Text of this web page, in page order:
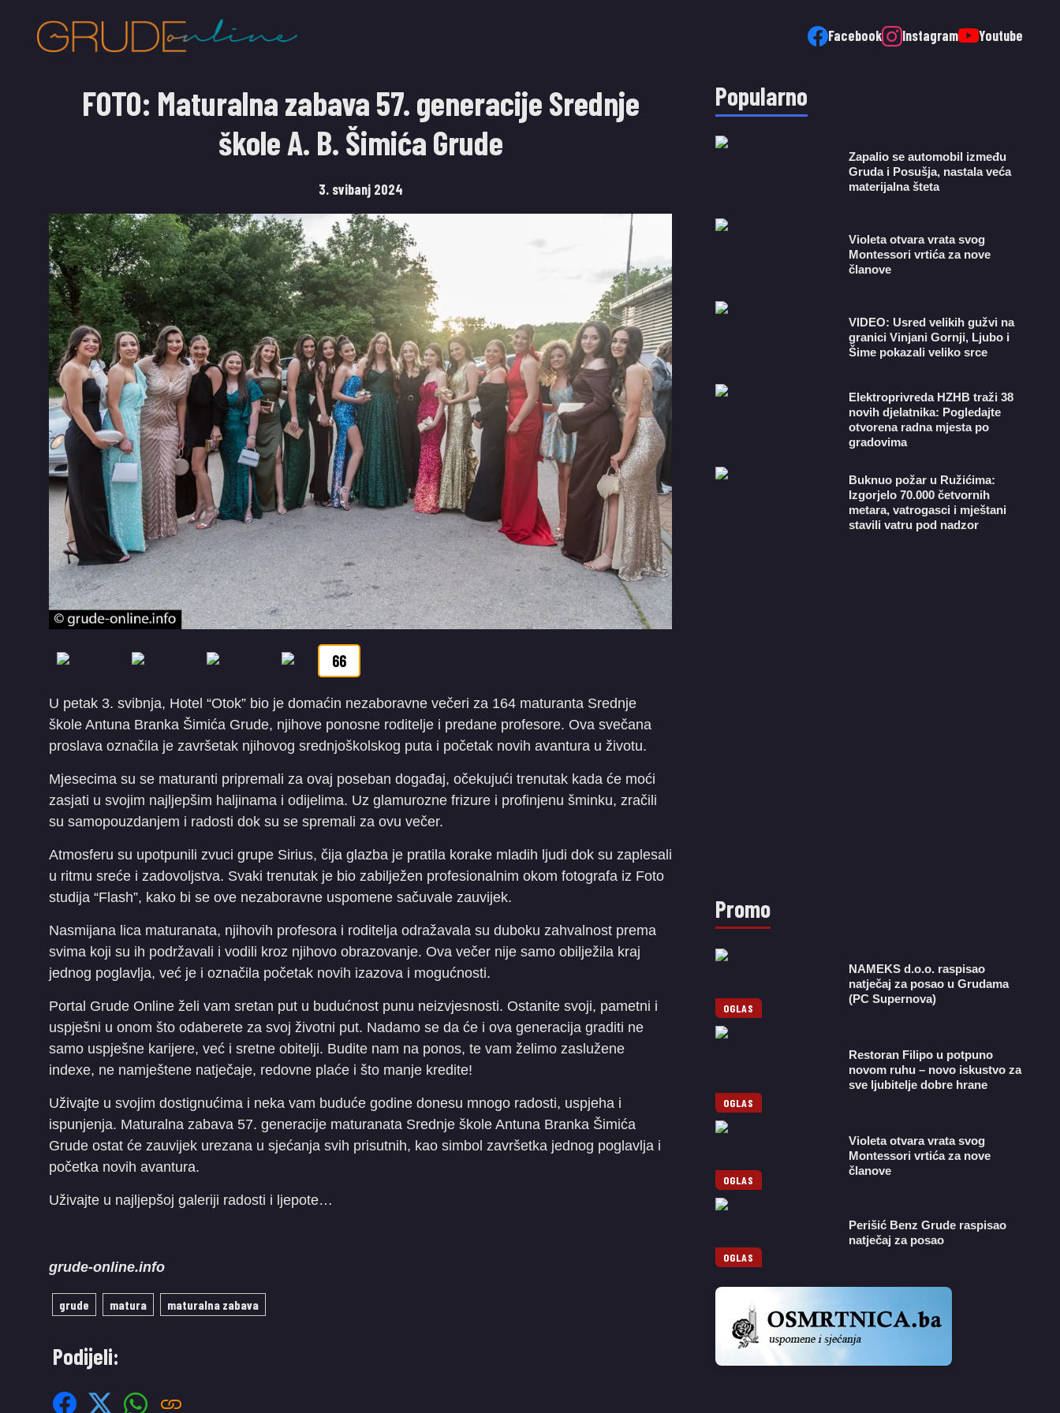
Facebook Instagram Youtube
FOTO: Maturalna zabava 57. generacije Srednje
škole A. B. Šimića Grude
3. svibanj 2024
66
U petak 3. svibnja, Hotel “Otok” bio je domaćin nezaboravne večeri za 164 maturanta Srednje
škole Antuna Branka Šimića Grude, njihove ponosne roditelje i predane profesore. Ova svečana
proslava označila je završetak njihovog srednjoškolskog puta i početak novih avantura u životu.
Mjesecima su se maturanti pripremali za ovaj poseban događaj, očekujući trenutak kada će moći
zasjati u svojim najljepšim haljinama i odijelima. Uz glamurozne frizure i profinjenu šminku, zračili
su samopouzdanjem i radosti dok su se spremali za ovu večer.
Atmosferu su upotpunili zvuci grupe Sirius, čija glazba je pratila korake mladih ljudi dok su zaplesali
u ritmu sreće i zadovoljstva. Svaki trenutak je bio zabilježen profesionalnim okom fotografa iz Foto
studija “Flash”, kako bi se ove nezaboravne uspomene sačuvale zauvijek.
Nasmijana lica maturanata, njihovih profesora i roditelja odražavala su duboku zahvalnost prema
svima koji su ih podržavali i vodili kroz njihovo obrazovanje. Ova večer nije samo obilježila kraj
jednog poglavlja, već je i označila početak novih izazova i mogućnosti.
Portal Grude Online želi vam sretan put u budućnost punu neizvjesnosti. Ostanite svoji, pametni i
uspješni u onom što odaberete za svoj životni put. Nadamo se da će i ova generacija graditi ne
samo uspješne karijere, već i sretne obitelji. Budite nam na ponos, te vam želimo zaslužene
indexe, ne namještene natječaje, redovne plaće i što manje kredite!
Uživajte u svojim dostignućima i neka vam buduće godine donesu mnogo radosti, uspjeha i
ispunjenja. Maturalna zabava 57. generacije maturanata Srednje škole Antuna Branka Šimića
Grude ostat će zauvijek urezana u sjećanja svih prisutnih, kao simbol završetka jednog poglavlja i
početka novih avantura.
Uživajte u najljepšoj galeriji radosti i ljepote…
grude-online.info
grude matura maturalna zabava
Podijeli:
Popularno
Zapalio se automobil između
Gruda i Posušja, nastala veća
materijalna šteta
Violeta otvara vrata svog
Montessori vrtića za nove
članove
VIDEO: Usred velikih gužvi na
granici Vinjani Gornji, Ljubo i
Šime pokazali veliko srce
​Elektroprivreda HZHB traži 38
novih djelatnika: Pogledajte
otvorena radna mjesta po
gradovima
Buknuo požar u Ružićima:
Izgorjelo 70.000 četvornih
metara, vatrogasci i mještani
stavili vatru pod nadzor
Promo
OGLAS
NAMEKS d.o.o. raspisao
natječaj za posao u Grudama
(PC Supernova)
OGLAS
Restoran Filipo u potpuno
novom ruhu – novo iskustvo za
sve ljubitelje dobre hrane
OGLAS
Violeta otvara vrata svog
Montessori vrtića za nove
članove
OGLAS
Perišić Benz Grude raspisao
natječaj za posao